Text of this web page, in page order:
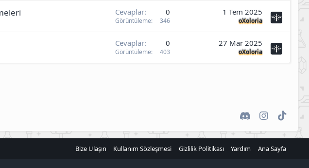
Cevaplar 0
Görüntüleme 346
1 Tem 2025
oXoloria
Cevaplar 0
Görüntüleme 403
27 Mar 2025
oXoloria
DiscordInstagram
TikTok
Bize Ulaşın Kullanım Sözleşmesi Gizlilik Politikası Yardım Ana Sayfa